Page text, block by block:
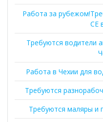
Работа за
СЕ
Требуются водители
Работа в Чехии для
Требуются
Требуются маляры и